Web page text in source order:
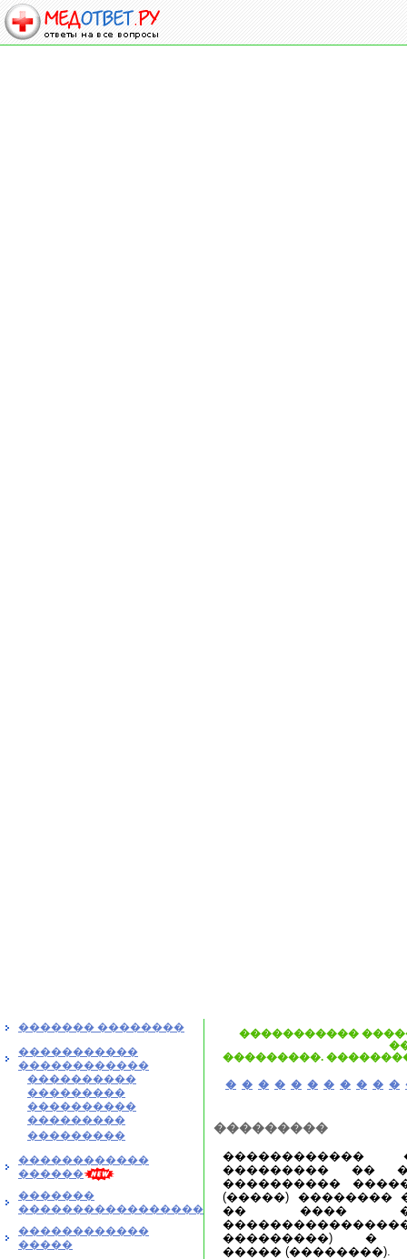
������� ��������
�����������
������������
����������
���������
����������
���������
���������
������������
������
�������
�����������������
������������
�����
�����������
���������.
� � � � � � � � � � �
���������
������������
��������� ��
����������
(�����) ��������
�� ����
���������) �
����� (��������).